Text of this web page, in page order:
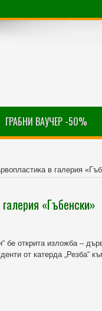
ГРАБНИ ВАУЧЕР -50%
в галерия
«Гъбенски»
бе открита изложба –
от катерда „Резба“